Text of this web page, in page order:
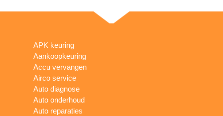
APK keuring
Aankoopkeuring
Accu vervangen
Airco service
Auto diagnose
Auto onderhoud
Auto reparaties